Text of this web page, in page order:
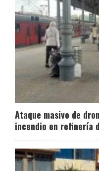
Ataque masivo de
incendio en refinería